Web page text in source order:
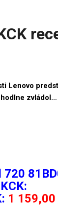
Lenovo
zvládol…
1 159,00